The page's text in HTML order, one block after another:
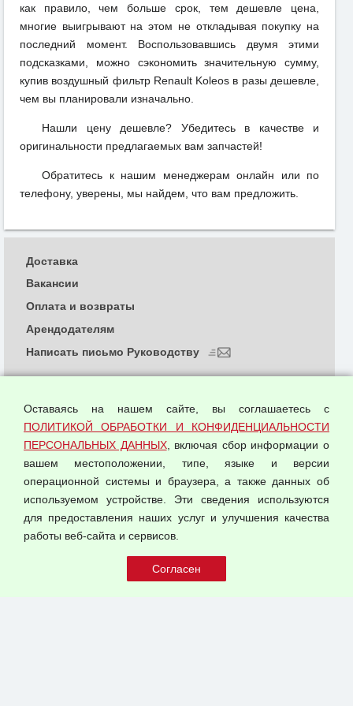
как правило, чем больше срок, тем дешевле цена,
многие выигрывают на этом не откладывая покупку на
последний момент. Воспользовавшись двумя этими
подсказками, можно сэкономить значительную сумму,
купив воздушный фильтр Renault Koleos в разы дешевле,
чем вы планировали изначально.
Нашли цену дешевле? Убедитесь в качестве и
оригинальности предлагаемых вам запчастей!
Обратитесь к нашим менеджерам онлайн или по
телефону, уверены, мы найдем, что вам предложить.
© 2026 ООО "Феникс"
Политика обработки и конфиденциальности
персональных данных
Согласием на обработку персональных данных
Оферта оптовой купли-продажи
Публичная оферта
Доставка
Вакансии
Оплата и возвраты
Арендодателям
Написать письмо Руководству
Оставаясь на нашем сайте, вы соглашаетесь с
ПОЛИТИКОЙ ОБРАБОТКИ И КОНФИДЕНЦИАЛЬНОСТИ
ПЕРСОНАЛЬНЫХ ДАННЫХ, включая сбор информации о
вашем местоположении, типе, языке и версии
операционной системы и браузера, а также данных об
используемом устройстве. Эти сведения используются
для предоставления наших услуг и улучшения качества
работы веб-сайта и сервисов.